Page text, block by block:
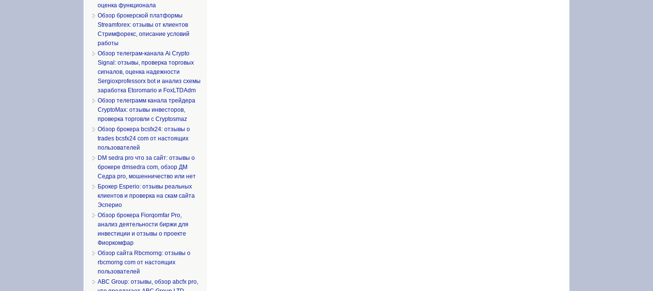
оценка функционала
Обзор брокерской платформы
Streamforex: отзывы от клиентов
Стримфорекс, описание условий
работы
Обзор телеграм-канала Ai Crypto
Signal: отзывы, проверка торговых
сигналов, оценка надежности
Sergioxprofessorx bot и анализ схемы
заработка Etoromario и FoxLTDAdm
Обзор телеграмм канала трейдера
CryptoMax: отзывы инвесторов,
проверка торговли с Cryptosmaz
Обзор брокера bcsfx24: отзывы о
trades bcsfx24 com от настоящих
пользователей
DM sedra pro что за сайт: отзывы о
брокере dmsedra com, обзор ДМ
Седра pro, мошенничество или нет
Брокер Esperio: отзывы реальных
клиентов и проверка на скам сайта
Эсперио
Обзор брокера Fiorqomfar Pro,
анализ деятельности биржи для
инвестиции и отзывы о проекте
Фиоркомфар
Обзор сайта Rbcmorng: отзывы о
rbcmorng com от настоящих
пользователей
ABC Group: отзывы, обзор abcfx pro,